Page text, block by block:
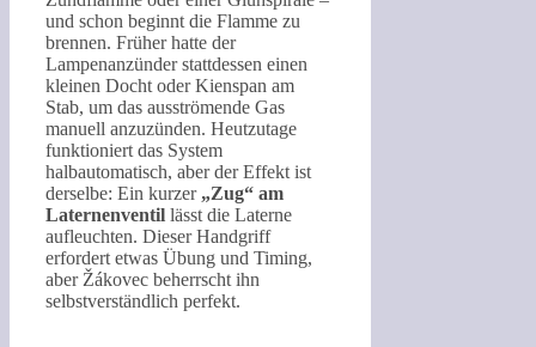
und schon beginnt die Flamme zu
brennen. Früher hatte der
Lampenanzünder stattdessen einen
kleinen Docht oder Kienspan am
Stab, um das ausströmende Gas
manuell anzuzünden. Heutzutage
funktioniert das System
halbautomatisch, aber der Effekt ist
derselbe: Ein kurzer „Zug“ am
Laternenventil lässt die Laterne
aufleuchten. Dieser Handgriff
erfordert etwas Übung und Timing,
aber Žákovec beherrscht ihn
selbstverständlich perfekt.